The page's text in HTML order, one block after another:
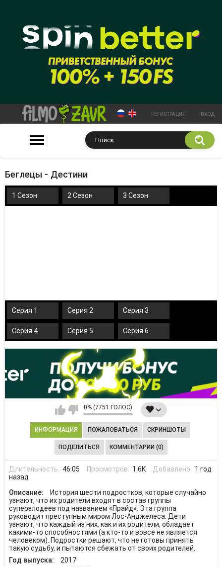
РЕГИСТРАЦИЯ ВХОД
Беглецы - Дестини
1 Сезон 2 Сезон 3 Сезон
Серия 1 Серия 2 Серия 3
Серия 4 Серия 5 Серия 6
0% (7751 ГОЛОС)
ИНФОРМАЦИЯ ПОЖАЛОВАТЬСЯ СКРИНШОТЫ
ПОДЕЛИТЬСЯ КОММЕНТАРИИ (0)
Длительность: 46:05 Просмотров: 1.6K Добавлено: 1 год
назад
Описание:
История шести подростков, которые случайно
узнают, что их родители входят в состав группы
суперзлодеев под названием «Прайд». Эта группа
руководит преступным миром Лос-Анджелеса. Дети
узнают, что каждый из них, как и их родители, обладает
какими-то способностями (а кто-то и вовсе не является
человеком). Подростки решают, что не готовы принять
такую судьбу, и пытаются сбежать от своих родителей.
Год выпуска:
2017